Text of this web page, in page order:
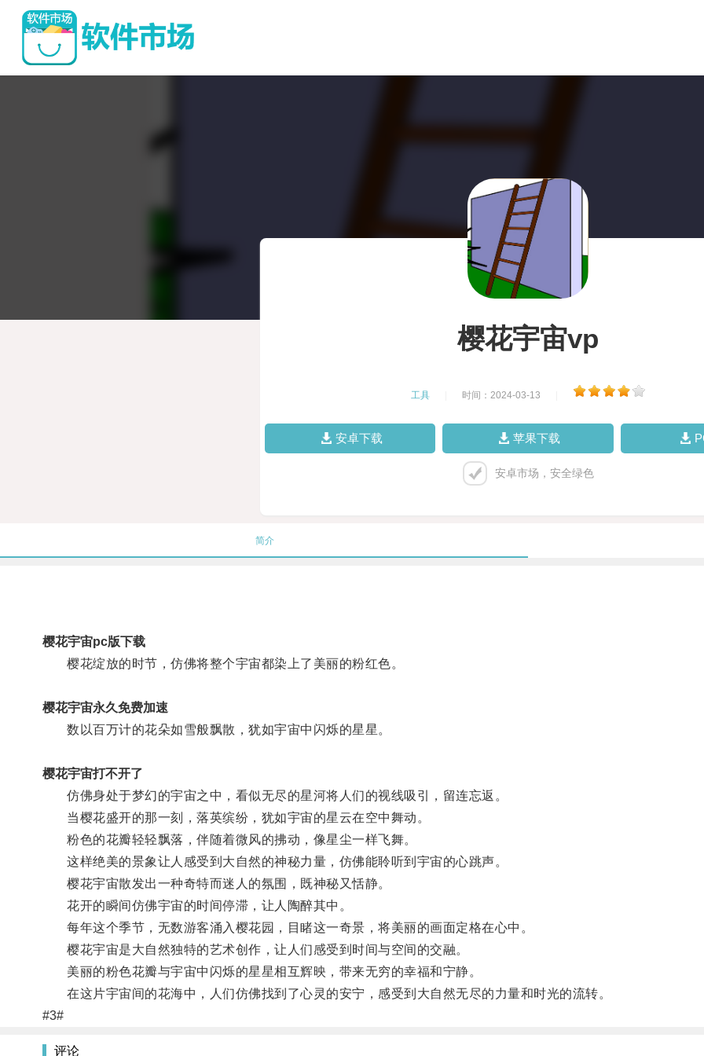
樱花宇宙vp
工具 时间：2024-03-13
安卓下载 苹果下载
安卓市场，安全绿色
简介
樱花宇宙pc版下载
樱花绽放的时节，仿佛将整个宇宙都染上了美丽的粉红色。
樱花宇宙永久免费加速
数以百万计的花朵如雪般飘散，犹如宇宙中闪烁的星星。
樱花宇宙打不开了
仿佛身处于梦幻的宇宙之中，看似无尽的星河将人们的视线吸引，留连忘返。
当樱花盛开的那一刻，落英缤纷，犹如宇宙的星云在空中舞动。
粉色的花瓣轻轻飘落，伴随着微风的拂动，像星尘一样飞舞。
这样绝美的景象让人感受到大自然的神秘力量，仿佛能聆听到宇宙的心跳声。
樱花宇宙散发出一种奇特而迷人的氛围，既神秘又恬静。
花开的瞬间仿佛宇宙的时间停滞，让人陶醉其中。
每年这个季节，无数游客涌入樱花园，目睹这一奇景，将美丽的画面定格在心中。
樱花宇宙是大自然独特的艺术创作，让人们感受到时间与空间的交融。
美丽的粉色花瓣与宇宙中闪烁的星星相互辉映，带来无穷的幸福和宁静。
在这片宇宙间的花海中，人们仿佛找到了心灵的安宁，感受到大自然无尽的力量和时光的流转。
#3#
评论